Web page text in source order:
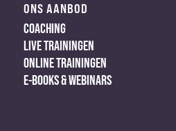
ONS AANBOD
COACHING
LIVE TRAININGEN
ONLINE TRAININGEN
E-BOOKS & WEBINARS